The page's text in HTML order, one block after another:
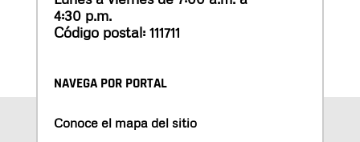
4:30 p.m.
Código postal: 111711
NAVEGA POR PORTAL
Conoce el mapa del sitio